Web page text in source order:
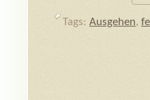
Tags: Ausgehen,